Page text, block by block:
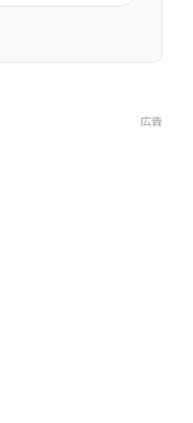
広告